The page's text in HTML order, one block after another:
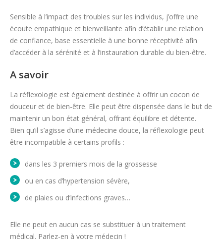
Sensible à l’impact des troubles sur les individus, j’offre une
écoute empathique et bienveillante afin d’établir une relation
de confiance, base essentielle à une bonne réceptivité afin
d’accéder à la sérénité et à l’instauration durable du bien-être.
A savoir
La réflexologie est également destinée à offrir un cocon de
douceur et de bien-être. Elle peut être dispensée dans le but de
maintenir un bon état général, offrant équilibre et détente.
Bien qu’il s’agisse d’une médecine douce, la réflexologie peut
être incompatible à certains profils :
dans les 3 premiers mois de la grossesse
ou en cas d’hypertension sévère,
de plaies ou d’infections graves…
Elle ne peut en aucun cas se substituer à un traitement
médical. Parlez-en à votre médecin !